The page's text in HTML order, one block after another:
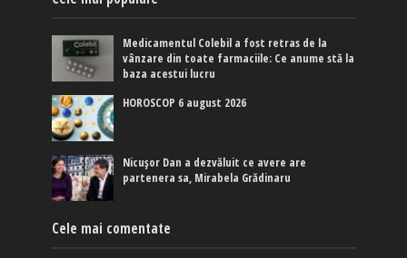
Medicamentul Colebil a fost retras de la
vânzare din toate farmaciile: Ce anume stă la
baza acestui lucru
HOROSCOP 6 august 2026
Nicușor Dan a dezvăluit ce avere are
partenera sa, Mirabela Grădinaru
Cele mai comentate